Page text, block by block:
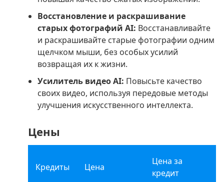
Восстановление и раскрашивание
старых фотографий AI: Восстанавливайте
и раскрашивайте старые фотографии одним
щелчком мыши, без особых усилий
возвращая их к жизни.
Усилитель видео AI: Повысьте качество
своих видео, используя передовые методы
улучшения искусственного интеллекта.
Цены
Кредиты Цена
Цена за
кредит